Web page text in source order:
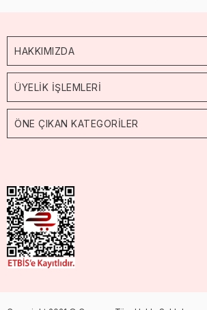
HAKKIMIZDA
ÜYELİK İŞLEMLERİ
ÖNE ÇIKAN KATEGORİLER